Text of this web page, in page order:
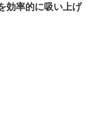
効率的に吸い上げ